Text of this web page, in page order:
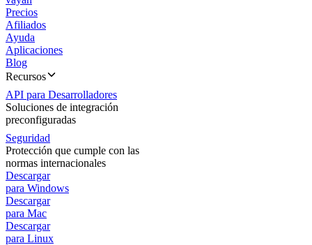
Precios
Afiliados
Ayuda
Aplicaciones
Blog
Recursos
API para Desarrolladores
Soluciones de integración
preconfiguradas
Seguridad
Protección que cumple con las
normas internacionales
Descargar
para Windows
Descargar
para Mac
Descargar
para Linux